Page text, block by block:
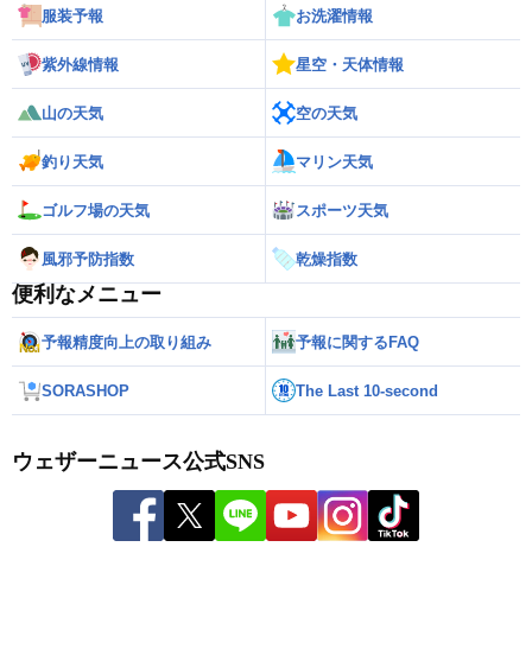
服装予報 お洗濯情報
紫外線情報 星空・天体情報
山の天気 空の天気
釣り天気 マリン天気
ゴルフ場の天気 スポーツ天気
風邪予防指数 乾燥指数
便利なメニュー
予報精度向上の取り組み 予報に関するFAQ
SORASHOP The Last 10-second
ウェザーニュース公式SNS